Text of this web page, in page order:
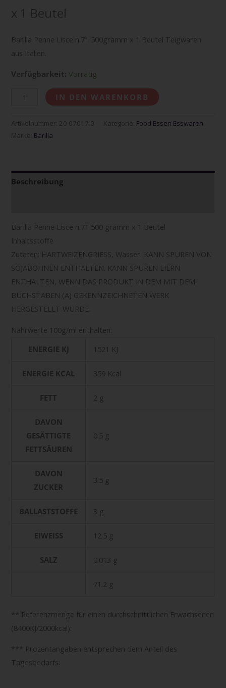
x 1 Beutel
Barilla Penne Lisce n.71 500gramm x 1 Beutel Teigwaren
aus Italien.
Verfügbarkeit: Vorrätig
IN DEN WARENKORB
Artikelnummer: 20 07017.0 Kategorie: Food Essen Esswaren
Marke: Barilla
Beschreibung
Barilla Penne Lisce n.71 500 gramm x 1 Beutel
Inhaltsstoffe
Zutaten: HARTWEIZENGRIESS, Wasser. KANN SPUREN VON
SOJABOHNEN ENTHALTEN. KANN SPUREN EIERN
ENTHALTEN, WENN DAS PRODUKT IN DEM MIT DEM
BUCHSTABEN (A) GEKENNZEICHNETEN WERK
HERGESTELLT WURDE.
Nährwerte 100g/ml enthalten:
ENERGIE KJ
1521 KJ
ENERGIE KCAL 359 Kcal
FETT 2 g
DAVON
GESÄTTIGTE
FETTSÄUREN
0.5 g
DAVON
ZUCKER
3.5 g
BALLASTSTOFFE 3 g
EIWEISS 12.5 g
SALZ 0.013 g
71.2 g
** Referenzmenge für einen durchschnittlichen Erwachsenen
(8400KJ/2000kcal):
*** Prozentangaben entsprechen dem Anteil des
Tagesbedarfs: